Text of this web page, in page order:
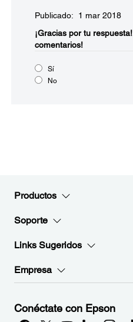
Publicado: 1 mar 2018
¡Gracias por tu respuesta!
comentarios!
Sí
No
Productos
Soporte
Links Sugeridos
Empresa
Conéctate con Epson